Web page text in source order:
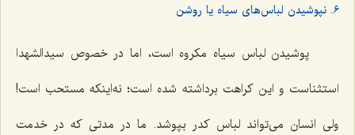
6. نپوشیدن لباس‌های سیاه یا روشن
پوشیدن لباس سیاه مکروه است، اما در خصوص سیدالشهدا
استثناست و این کراهت برداشته شده است؛ نه‌اینکه مستحب است!
ولی انسان می‌تواند لباس کدر بپوشد. ما در مدتی که در خدمت